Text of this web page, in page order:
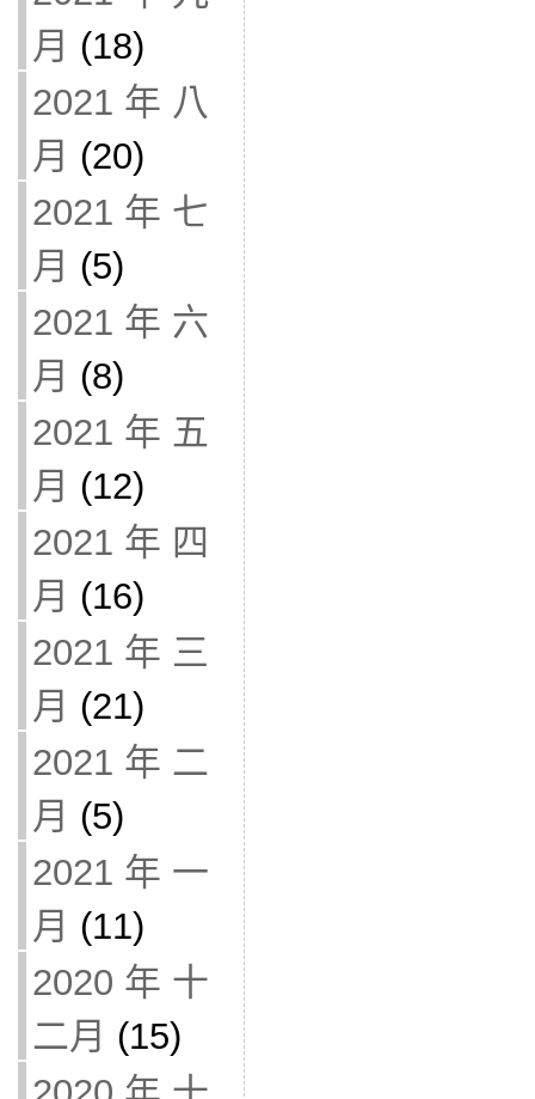
月 (18)
2021 年 八
月 (20)
2021 年 七
月 (5)
2021 年 六
月 (8)
2021 年 五
月 (12)
2021 年 四
月 (16)
2021 年 三
月 (21)
2021 年 二
月 (5)
2021 年 一
月 (11)
2020 年 十
二月 (15)